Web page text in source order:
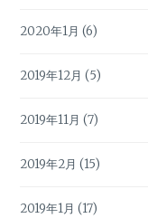
2020年1月 (6)
2019年12月 (5)
2019年11月 (7)
2019年2月 (15)
2019年1月 (17)